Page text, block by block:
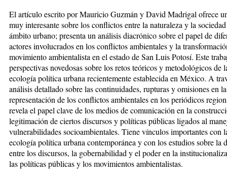
El artículo escrito por Mauricio Guzmán y David Madrigal ofrece
muy interesante sobre los conflictos entre la naturaleza y la
ámbito urbano; presenta un análisis diacrónico sobre el papel de
actores involucrados en los conflictos ambientales y la
movimiento ambientalista en el estado de San Luis Potosí. Este
perspectivas novedosas sobre los retos teóricos y metodológicos de
ecología política urbana recientemente establecida en México. A
análisis detallado sobre las continuidades, rupturas y omisiones en la
representación de los conflictos ambientales en los periódicos
revela el papel clave de los medios de comunicación en la
legitimación de ciertos discursos y políticas públicas ligados al
vulnerabilidades socioambientales. Tiene vínculos importantes con
ecología política urbana contemporánea y con los estudios sobre la
entre los discursos, la gobernabilidad y el poder en la
las políticas públicas y los movimientos ambientalistas.